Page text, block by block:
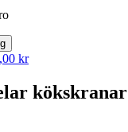
kr
kökskranar